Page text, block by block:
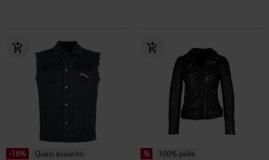
-18%
Quasi esaurito
% 100% pelle